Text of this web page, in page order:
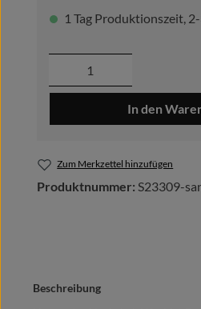
1 Tag Produktionszeit,
Produkt Anzahl:
In den
Zum Merkzettel hinzufügen
Produktnummer: S23309-
Beschreibung